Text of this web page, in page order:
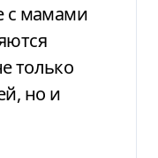
с мамами
только
но и